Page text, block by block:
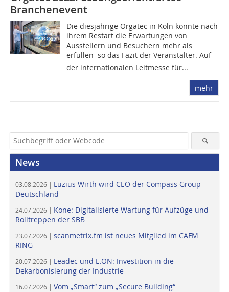
Branchenevent
Die diesjährige Orgatec in Köln konnte nach
ihrem Restart die Erwartungen von
Ausstellern und Besuchern mehr als
erfüllen  so das Fazit der Veranstalter. Auf
der internationalen Leitmesse für...
mehr
News
03.08.2026 | Luzius Wirth wird CEO der Compass Group
Deutschland
24.07.2026 | Kone: Digitalisierte Wartung für Aufzüge und
Rolltreppen der SBB
23.07.2026 | scanmetrix.fm ist neues Mitglied im CAFM
RING
20.07.2026 | Leadec und E.ON: Investition in die
Dekarbonisierung der Industrie
16.07.2026 | Vom „Smart“ zum „Secure Building“